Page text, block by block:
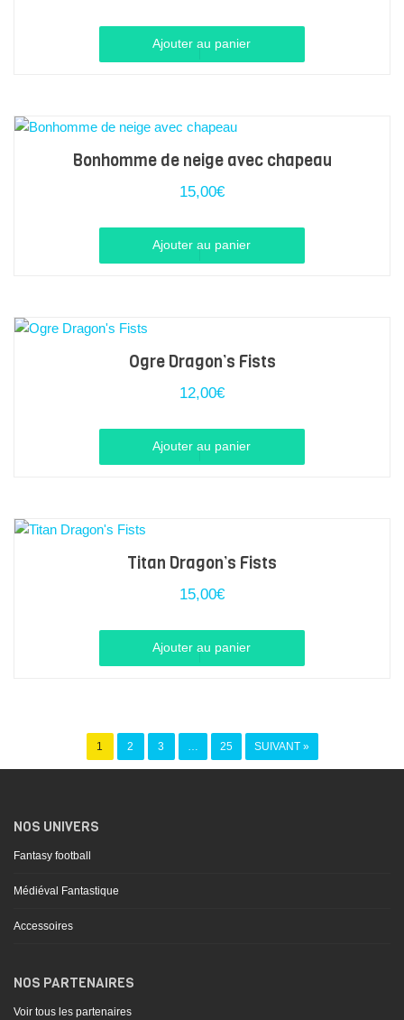
être
produit
Ajouter au panier
Bonhomme de neige avec chapeau
15,00€
Ajouter au panier
Ogre Dragon’s Fists
12,00€
Ajouter au panier
Titan Dragon’s Fists
15,00€
Ajouter au panier
1 2 3 25 SUIVANT »
NOS UNIVERS
Fantasy football
Médiéval Fantastique
Accessoires
NOS PARTENAIRES
Voir tous les partenaires